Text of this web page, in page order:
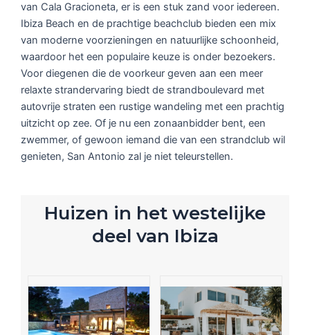
van Cala Gracioneta, er is een stuk zand voor iedereen.
Ibiza Beach en de prachtige beachclub bieden een mix
van moderne voorzieningen en natuurlijke schoonheid,
waardoor het een populaire keuze is onder bezoekers.
Voor diegenen die de voorkeur geven aan een meer
relaxte strandervaring biedt de strandboulevard met
autovrije straten een rustige wandeling met een prachtig
uitzicht op zee. Of je nu een zonaanbidder bent, een
zwemmer, of gewoon iemand die van een strandclub wil
genieten, San Antonio zal je niet teleurstellen.
Huizen in het westelijke
deel van Ibiza